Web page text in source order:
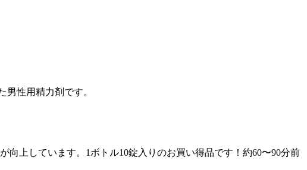
性用精力剤です。
上しています。1ボトル10錠入りのお買い得品です！約60〜90分前